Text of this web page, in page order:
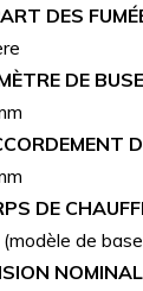
DES
DE BUSE
DE
(modèle de